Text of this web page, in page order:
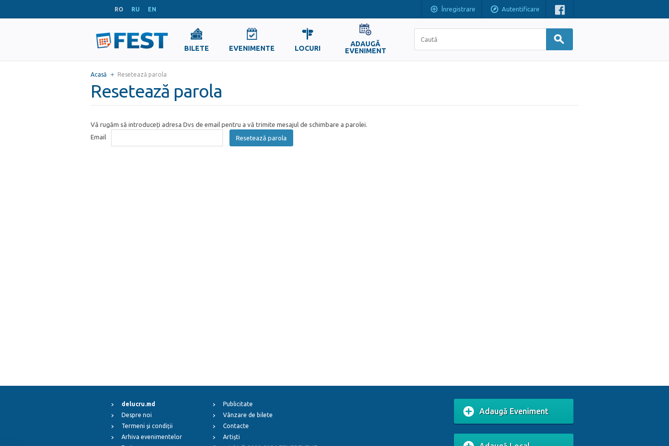
RO RU EN Înregistrare Autentificare
BILETE EVENIMENTE LOCURI
ADAUGĂ
EVENIMENT
Acasă Resetează parola
Resetează parola
Vă rugăm să introduceți adresa Dvs de email pentru a vă trimite mesajul de schimbare a parolei.
Email
Resetează parola
delucru.md
Despre noi
Termeni și condiții
Arhiva evenimentelor
Publicitate
Vânzare de bilete
Contacte
Artiști
Adaugă Eveniment